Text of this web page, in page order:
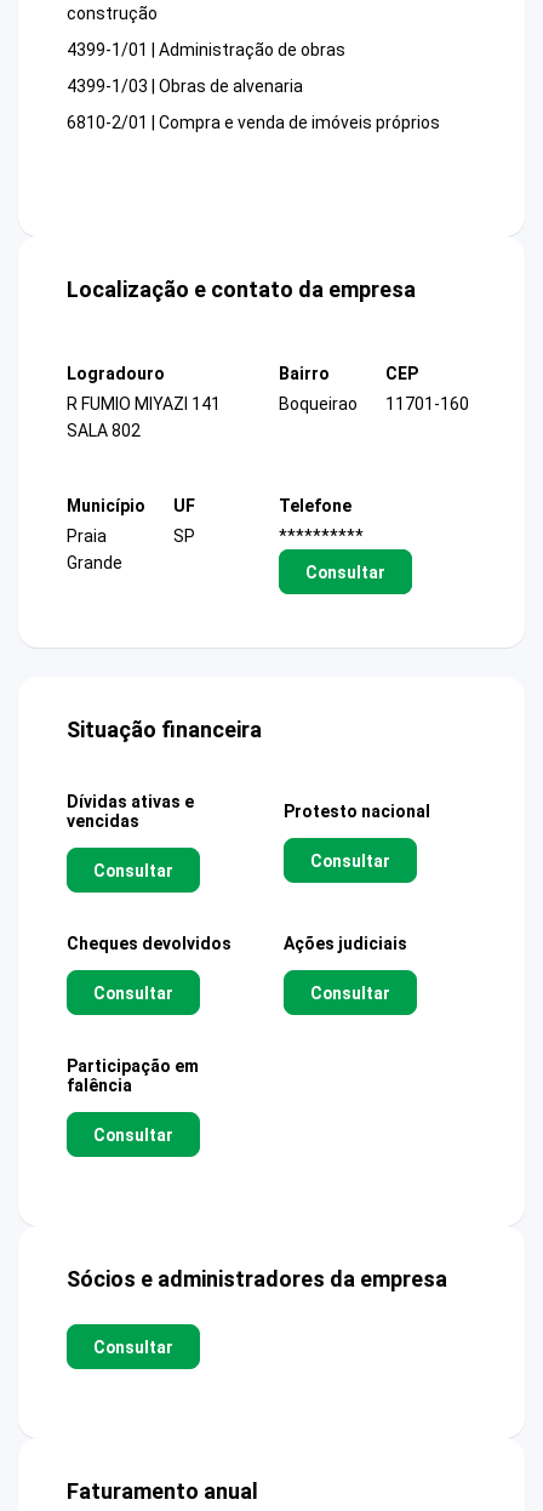
construção
4399-1/01 | Administração de obras
4399-1/03 | Obras de alvenaria
6810-2/01 | Compra e venda de imóveis próprios
Localização e contato da empresa
Logradouro
R FUMIO MIYAZI 141
SALA 802
Bairro
Boqueirao
CEP
11701-160
Município
Praia
Grande
UF
SP
Telefone
**********
Consultar
Situação financeira
Dívidas ativas e
vencidas
Consultar
Protesto nacional
Consultar
Cheques devolvidos
Consultar
Ações judiciais
Consultar
Participação em
falência
Consultar
Sócios e administradores da empresa
Consultar
Faturamento anual